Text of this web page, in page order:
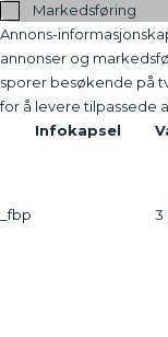
Markedsføring
Annons-
annonser og
sporer besøkende på
for å levere tilpassede
Infokapsel
_fbp 3